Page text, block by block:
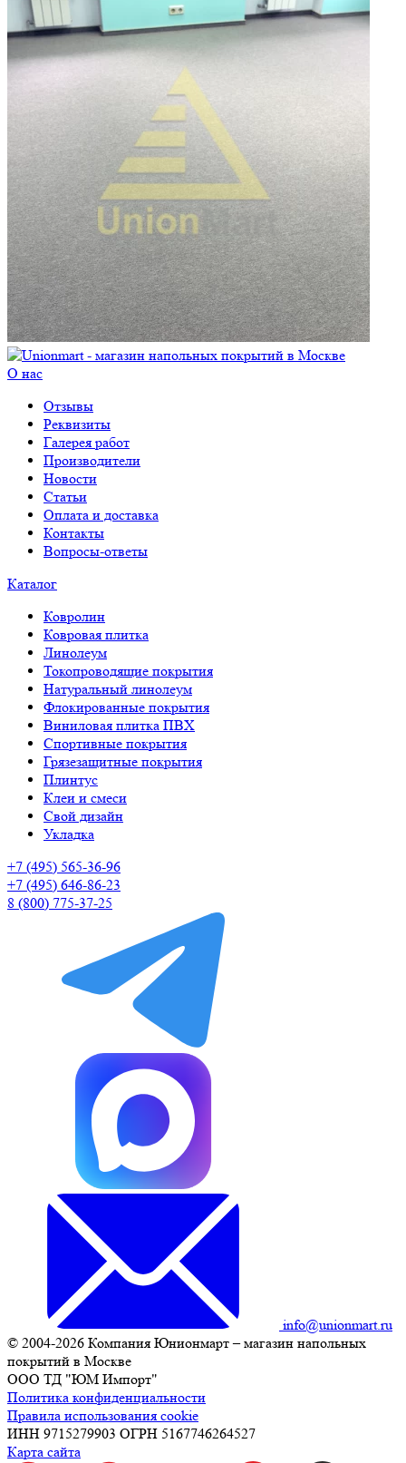
О нас
Отзывы
Реквизиты
Галерея работ
Производители
Новости
Статьи
Оплата и доставка
Контакты
Вопросы-ответы
Каталог
Ковролин
Ковровая плитка
Линолеум
Токопроводящие покрытия
Натуральный линолеум
Флокированные покрытия
Виниловая плитка ПВХ
Спортивные покрытия
Грязезащитные покрытия
Плинтус
Клеи и смеси
Свой дизайн
Укладка
+7 (495) 565-36-96
+7 (495) 646-86-23
8 (800) 775-37-25
info@unionmart.ru
© 2004-2026 Компания Юнионмарт – магазин напольных
покрытий в Москве
ООО ТД "ЮМ Импорт"
Политика конфиденциальности
Правила использования cookie
ИНН 9715279903 ОГРН 5167746264527
Карта сайта